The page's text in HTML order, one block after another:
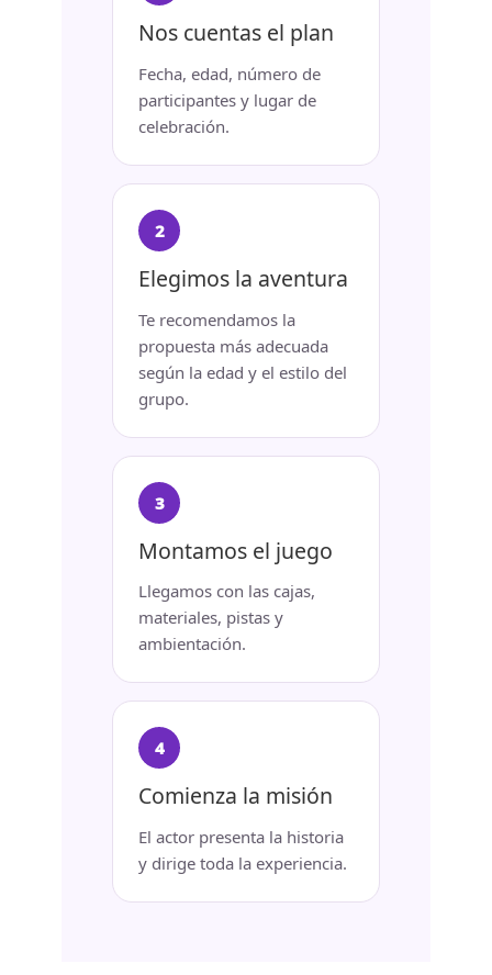
Nos cuentas el plan
Fecha, edad, número de
participantes y lugar de
celebración.
Elegimos la aventura
Te recomendamos la
propuesta más adecuada
según la edad y el estilo del
grupo.
Montamos el juego
Llegamos con las cajas,
materiales, pistas y
ambientación.
Comienza la misión
El actor presenta la historia
y dirige toda la experiencia.